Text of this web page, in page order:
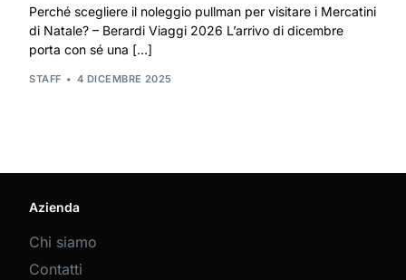
Perché scegliere il noleggio pullman per visitare i Mercatini
di Natale? – Berardi Viaggi 2026 L’arrivo di dicembre
porta con sé una […]
STAFF 4 DICEMBRE 2025
Azienda
Chi siamo
Contatti